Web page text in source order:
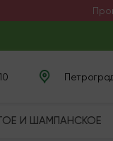
И ШАМПАНСКОЕ